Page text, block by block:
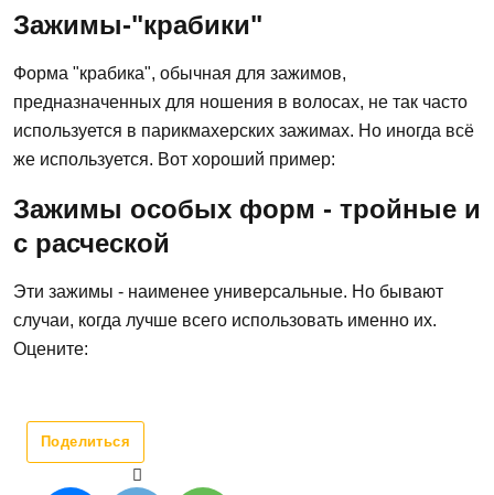
Зажимы-"крабики"
Форма "крабика", обычная для зажимов,
предназначенных для ношения в волосах, не так часто
используется в парикмахерских зажимах. Но иногда всё
же используется. Вот хороший пример:
Зажимы особых форм - тройные и
с расческой
Эти зажимы - наименее универсальные. Но бывают
случаи, когда лучше всего использовать именно их.
Оцените:
Поделиться